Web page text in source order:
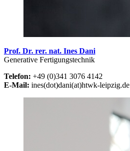
Prof. Dr. rer. nat. Ines Dani
Generative Fertigungstechnik
Telefon: +49 (0)341 3076 4142
E-Mail: ines(dot)dani(at)htwk-leipzig.de